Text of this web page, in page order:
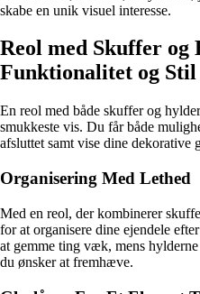
skabe en unik visuel interesse.
Reol med Skuffer og
Funktionalitet og
En reol med både skuffer og
smukkeste vis. Du får både
afsluttet samt vise dine dekorative
Organisering Med Lethed
Med en reol, der kombinerer
for at organisere dine ejendele
at gemme ting væk, mens
du ønsker at fremhæve.